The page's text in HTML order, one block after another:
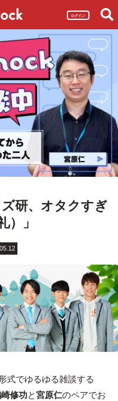
ログイン
研、オタクすぎ
）」
式でゆるゆる雑談する
修功と宮原仁のペアでお